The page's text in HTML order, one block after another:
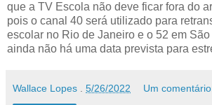
que a TV Escola não deve ficar fora do
pois o canal 40 será utilizado para
escolar no Rio de Janeiro e o 52 em
ainda não há uma data prevista para
Wallace Lopes . 5/26/2022 Um